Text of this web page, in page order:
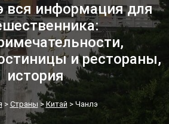
вся информация для
и рестораны,
история
> Страны > Китай > Чанлэ